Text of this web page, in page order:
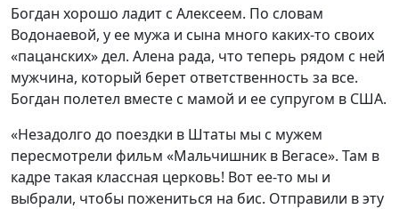
Богдан хорошо ладит с Алексеем. По словам
Водонаевой, у ее мужа и сына много каких-то своих
«пацанских» дел. Алена рада, что теперь рядом с ней
мужчина, который берет ответственность за все.
Богдан полетел вместе с мамой и ее супругом в США.
«Незадолго до поездки в Штаты мы с мужем
пересмотрели фильм «Мальчишник в Вегасе». Там в
кадре такая классная церковь! Вот ее-то мы и
выбрали, чтобы пожениться на бис. Отправили в эту